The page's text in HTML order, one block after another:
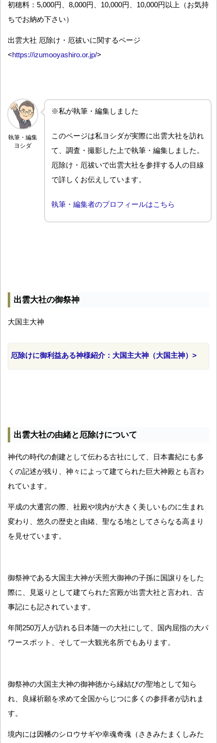
初穂料：5,000円、8,000円、10,000円、10,000円以上（お気持
ちでお納め下さい）
出雲大社 厄除け・厄祓いに関するページ
<https://izumooyashiro.or.jp/>
執筆・編集
ヨシダ
※私が執筆・編集しました
このページは私ヨシダが実際に出雲大社を訪れ
て、調査・撮影した上で執筆・編集しました。
厄除け・厄祓いで出雲大社を参拝する人の目線
で詳しくお伝えしています。
執筆・編集者のプロフィールはこちら
出雲大社の御祭神
大国主大神
厄除けに御利益ある神様紹介：大国主大神（大国主神）>
出雲大社の由緒と厄除けについて
神代の時代の創建として伝わる古社にして、日本書紀にも多
くの記述が残り、神々によって建てられた巨大神殿とも言わ
れています。
平成の大遷宮の際、社殿や境内が大きく美しいものに生まれ
変わり、悠久の歴史と由緒、聖なる地としてさらなる高まり
を見せています。
御祭神である大国主大神が天照大御神の子孫に国譲りをした
際に、見返りとして建てられた宮殿が出雲大社と言われ、古
事記にも記されています。
年間250万人が訪れる日本随一の大社にして、国内屈指の大パ
ワースポット、そして一大観光名所でもあります。
御祭神の大国主大神の御神徳から縁結びの聖地として知ら
れ、良縁祈願を求めて全国からじつに多くの参拝者が訪れま
す。
境内には因幡のシロウサギや幸魂奇魂（さきみたまくしみた